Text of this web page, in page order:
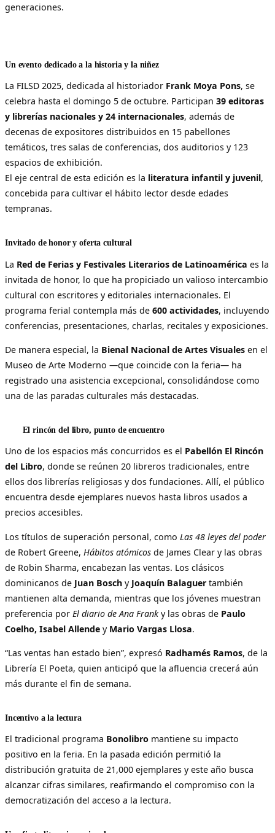
generaciones.
Un evento dedicado a la historia y la niñez
La FILSD 2025, dedicada al historiador Frank Moya Pons, se
celebra hasta el domingo 5 de octubre. Participan 39 editoras
y librerías nacionales y 24 internacionales, además de
decenas de expositores distribuidos en 15 pabellones
temáticos, tres salas de conferencias, dos auditorios y 123
espacios de exhibición.
El eje central de esta edición es la literatura infantil y juvenil,
concebida para cultivar el hábito lector desde edades
tempranas.
Invitado de honor y oferta cultural
La Red de Ferias y Festivales Literarios de Latinoamérica es la
invitada de honor, lo que ha propiciado un valioso intercambio
cultural con escritores y editoriales internacionales. El
programa ferial contempla más de 600 actividades, incluyendo
conferencias, presentaciones, charlas, recitales y exposiciones.
De manera especial, la Bienal Nacional de Artes Visuales en el
Museo de Arte Moderno —que coincide con la feria— ha
registrado una asistencia excepcional, consolidándose como
una de las paradas culturales más destacadas.
El rincón del libro, punto de encuentro
Uno de los espacios más concurridos es el Pabellón El Rincón
del Libro, donde se reúnen 20 libreros tradicionales, entre
ellos dos librerías religiosas y dos fundaciones. Allí, el público
encuentra desde ejemplares nuevos hasta libros usados a
precios accesibles.
Los títulos de superación personal, como Las 48 leyes del poder
de Robert Greene, Hábitos atómicos de James Clear y las obras
de Robin Sharma, encabezan las ventas. Los clásicos
dominicanos de Juan Bosch y Joaquín Balaguertambién
mantienen alta demanda, mientras que los jóvenes muestran
preferencia por El diario de Ana Franky las obras de Paulo
Coelho, Isabel Allende y Mario Vargas Llosa.
“Las ventas han estado bien”, expresó Radhamés Ramos, de la
Librería El Poeta, quien anticipó que la afluencia crecerá aún
más durante el fin de semana.
Incentivo a la lectura
El tradicional programa Bonolibro mantiene su impacto
positivo en la feria. En la pasada edición permitió la
distribución gratuita de 21,000 ejemplares y este año busca
alcanzar cifras similares, reafirmando el compromiso con la
democratización del acceso a la lectura.